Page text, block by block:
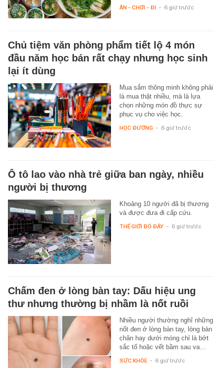
ĂN - CHƠI - ĐI - 6 giờ trước
Chủ tiệm văn phòng phẩm tiết lộ 4 món
đầu năm học bán rất chạy nhưng học sinh
lại ít dùng
Mua sắm thông minh không phải
là mua thật nhiều, mà là lựa
chọn những món đồ thực sự
phục vụ cho việc học.
HỌC ĐƯỜNG - 6 giờ trước
Ô tô lao vào nhà trẻ giữa ban ngày, nhiều
người bị thương
Khoảng 10 người đã bị thương
và được đưa đi cấp cứu.
THẾ GIỚI ĐÓ ĐÂY - 6 giờ trước
Chấm đen ở lòng bàn tay: Dấu hiệu ung
thư nhưng thường bị nhầm là nốt ruồi
Nhiều người thường nghĩ những
nốt đen ở lòng bàn tay, lòng bàn
chân hay dưới móng chỉ là bớt
sắc tố hoặc vết bầm sau va…
SỨC KHỎE - 6 giờ trước